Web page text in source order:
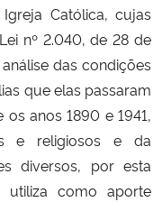
Católica, cujas
nº 2.040, de 28 de
das condições
que elas passaram
anos 1890 e 1941,
e religiosos e da
diversos, por esta
utiliza como aporte